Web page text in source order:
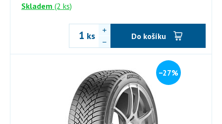
Skladem (2 ks)
ks Do košíku
−27%